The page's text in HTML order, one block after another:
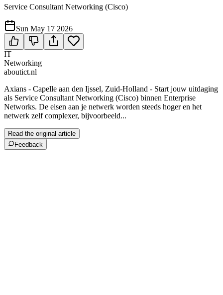
Service Consultant Networking (Cisco)
Sun May 17 2026
IT
Networking
aboutict.nl
Axians - Capelle aan den Ijssel, Zuid-Holland - Start jouw uitdaging
als Service Consultant Networking (Cisco) binnen Enterprise
Networks. De eisen aan je netwerk worden steeds hoger en het
netwerk zelf complexer, bijvoorbeeld...
Read the original article
Feedback